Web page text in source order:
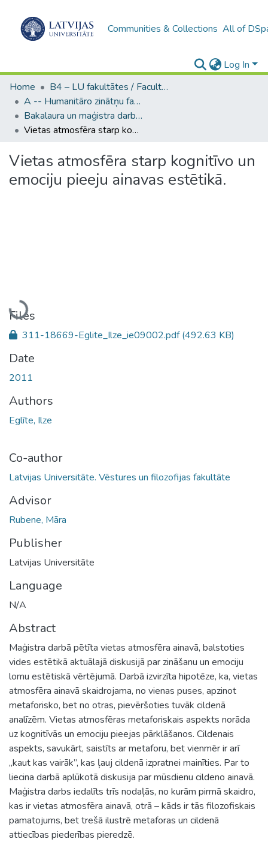
Communities & Collections All of
Log In
Home
B4 – LU fakultātes / Faculties of the UL
A -- Humanitāro zinātņu fakultāte / Faculty of Humanities
Bakalaura un maģistra darbi (HZF) / Bachelor's and Master's theses
Vietas atmosfēra starp kognitīvo un emociju pieeju ainavas estētikā.
Vietas atmosfēra starp kognitīvo un
emociju pieeju ainavas estētikā.
Loading...
Files
311-18669-Eglite_Ilze_ie09002.pdf(492.63 KB)
Date
2011
Authors
Eglīte, Ilze
Co-author
Latvijas Universitāte. Vēstures un filozofijas fakultāte
Advisor
Rubene, Māra
Publisher
Latvijas Universitāte
Language
N/A
Abstract
Maģistra darbā pētīta vietas atmosfēra ainavā, balstoties
vides estētikā aktuālajā diskusijā par zināšanu un emociju
lomu estētiskā vērtējumā. Darbā izvirzīta hipotēze, ka, vietas
atmosfēra ainavā skaidrojama, no vienas puses, apzinot
metaforisko, bet no otras, pievēršoties tuvāk cildenā
analīzēm. Vietas atmosfēras metaforiskais aspekts norāda
uz kognitīvās un emociju pieejas pārklāšanos. Cildenais
aspekts, savukārt, saistīts ar metaforu, bet vienmēr ir arī
„kaut kas vairāk”, kas ļauj cildenā izpratnei mainīties. Par to
liecina darbā aplūkotā diskusija par mūsdienu cildeno ainavā.
Maģistra darbs iedalīts trīs nodaļās, no kurām pirmā skaidro,
kas ir vietas atmosfēra ainavā, otrā – kāds ir tās filozofiskais
pamatojums, bet trešā ilustrē metaforas un cildenā
attiecības piederības pieredzē.